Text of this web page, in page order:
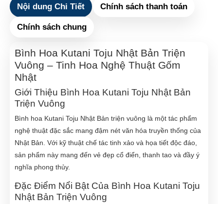
Nội dung Chi Tiết Chính sách thanh toán
Chính sách chung
Bình Hoa Kutani Toju Nhật Bản Triện
Vuông – Tinh Hoa Nghệ Thuật Gốm
Nhật
Giới Thiệu Bình Hoa Kutani Toju Nhật Bản
Triện Vuông
Bình hoa Kutani Toju Nhật Bản triện vuông là một tác phẩm
nghệ thuật đặc sắc mang đậm nét văn hóa truyền thống của
Nhật Bản. Với kỹ thuật chế tác tinh xảo và họa tiết độc đáo,
sản phẩm này mang đến vẻ đẹp cổ điển, thanh tao và đầy ý
nghĩa phong thủy.
Đặc Điểm Nổi Bật Của Bình Hoa Kutani Toju
Nhật Bản Triện Vuông